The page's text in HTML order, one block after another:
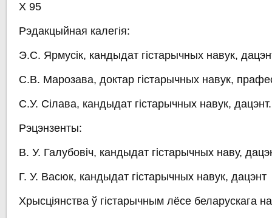
Х 95
Рэдакцыйная калегія:
Э.С. Ярмусік, кандыдат гістарычных навук,
С.В. Марозава, доктар гістарычных навук,
С.У. Сілава, кандыдат гістарычных навук, дацэнт.
Рэцэнзенты:
В. У. Галубовіч, кандыдат гістарычных наву,
Г. У. Васюк, кандыдат гістарычных навук, дацэнт
Хрысціянства ў гістарычным лёсе беларускага